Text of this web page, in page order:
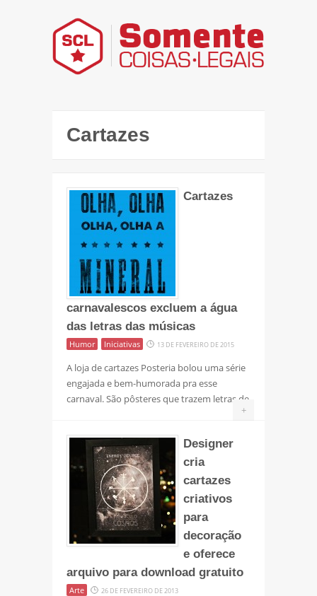
Cartazes
Cartazes
carnavalescos excluem a água
das letras das músicas
Humor Iniciativas 13 DE FEVEREIRO DE 2015
A loja de cartazes Posteria bolou uma série
engajada e bem-humorada pra esse
carnaval. São pôsteres que trazem letras de
+
Designer
cria
cartazes
criativos
para
decoração
e oferece
arquivo para download gratuito
Arte 26 DE FEVEREIRO DE 2013